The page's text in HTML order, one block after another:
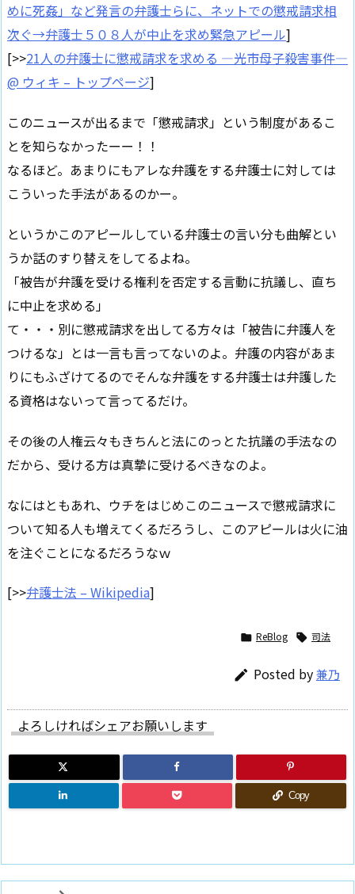
めに死姦」など発言の弁護士らに、ネットでの懲戒請求相
次ぐ→弁護士５０８人が中止を求め緊急アピール]
[>>21人の弁護士に懲戒請求を求める —光市母子殺害事件—
@ ウィキ – トップページ]
このニュースが出るまで「懲戒請求」という制度があるこ
とを知らなかったーー！！
なるほど。あまりにもアレな弁護をする弁護士に対しては
こういった手法があるのかー。
というかこのアピールしている弁護士の言い分も曲解とい
うか話のすり替えをしてるよね。
「被告が弁護を受ける権利を否定する言動に抗議し、直ち
に中止を求める」
て・・・別に懲戒請求を出してる方々は「被告に弁護人を
つけるな」とは一言も言ってないのよ。弁護の内容があま
りにもふざけてるのでそんな弁護をする弁護士は弁護した
る資格はないって言ってるだけ。
その後の人権云々もきちんと法にのっとた抗議の手法なの
だから、受ける方は真摯に受けるべきなのよ。
なにはともあれ、ウチをはじめこのニュースで懲戒請求に
ついて知る人も増えてくるだろうし、このアピールは火に油
を注ぐことになるだろうなｗ
[>>弁護士法 – Wikipedia]
 ReBlog  司法
 Posted by兼乃
よろしければシェアお願いします
Copy